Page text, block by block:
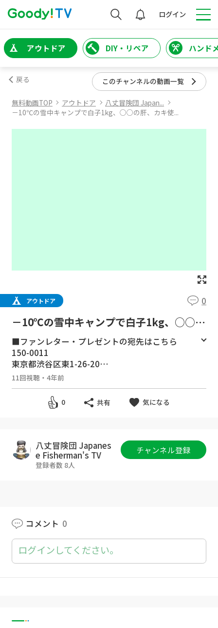
検索 ログイン
アウトドア DIY・リペア ハンド
戻る このチャンネルの動画一覧
無料動画TOP アウトドア
八丈冒険団 Japan...
－10℃の雪中キャンプで白子1kg、○○の肝、カキ使...
アウトドア 0
－10℃の雪中キャンプで白子1kg、○○の
肝、カキ使い切り痛風鍋!!
■ファンレター・プレゼントの宛先はこちら
150-0011
東京都渋谷区東1-26-20
東京建物東渋谷ビル8F
「株式会社carry on 八丈冒険団宛」
※冷蔵・冷凍が必要な、なま物の受付はできま
https://carry0n.co.jp/contact/corporation/
Twitter：https://twitter.com/ASAHIoutdoor
11回視聴 ・ 4年前
0 共有 気になる
八丈冒険団 Japanes
e Fisherman's TV
登録者数 8人
チャンネル登録
コメント 0
ログインしてください。